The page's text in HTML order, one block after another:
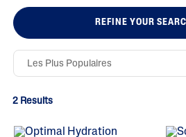
REFINE YOUR
2 Results